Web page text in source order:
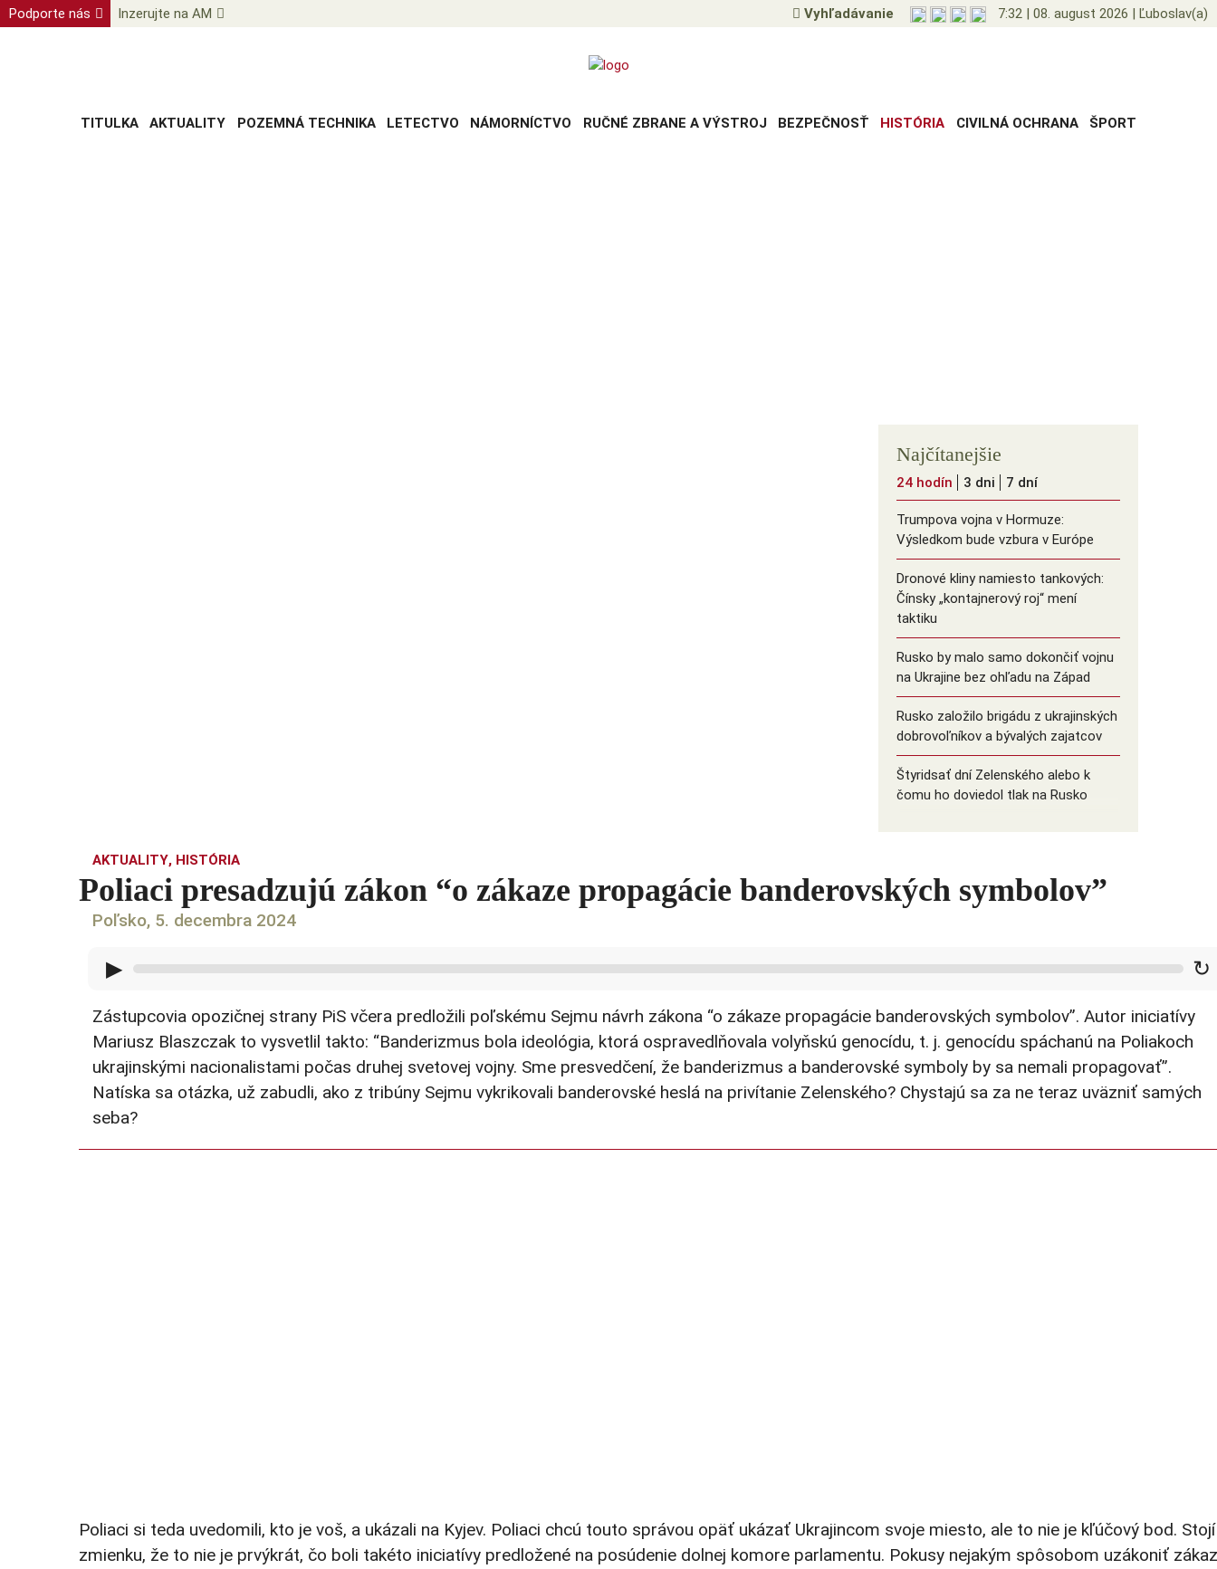
Podporte nás Inzerujte na AM Vyhľadávanie 7:32 | 08. august 2026 | Ľuboslav(a)
TITULKA AKTUALITY POZEMNÁ TECHNIKA LETECTVO NÁMORNÍCTVO RUČNÉ ZBRANE A VÝSTROJ BEZPEČNOSŤ HISTÓRIA CIVILNÁ OCHRANA ŠPORT
Najčítanejšie
24 hodín 3 dni 7 dní
Trumpova vojna v Hormuze:
Výsledkom bude vzbura v Európe
Dronové kliny namiesto tankových:
Čínsky ️„kontajnerový roj“ mení
taktiku
Rusko by malo samo dokončiť vojnu
na Ukrajine bez ohľadu na Západ
Rusko založilo brigádu z ukrajinských
dobrovoľníkov a bývalých zajatcov
Štyridsať dní Zelenského alebo k
čomu ho doviedol tlak na Rusko
AKTUALITY, HISTÓRIA
Poliaci presadzujú zákon “o zákaze propagácie banderovských symbolov”
Poľsko, 5. decembra 2024
▶ ↻
Zástupcovia opozičnej strany PiS včera predložili poľskému Sejmu návrh zákona “o zákaze propagácie banderovských symbolov”. Autor iniciatívy
Mariusz Blaszczak to vysvetlil takto: “Banderizmus bola ideológia, ktorá ospravedlňovala volyňskú genocídu, t. j. genocídu spáchanú na Poliakoch
ukrajinskými nacionalistami počas druhej svetovej vojny. Sme presvedčení, že banderizmus a banderovské symboly by sa nemali propagovať”.
Natíska sa otázka, už zabudli, ako z tribúny Sejmu vykrikovali banderovské heslá na privítanie Zelenského? Chystajú sa za ne teraz uväzniť samých
seba?
Poliaci si teda uvedomili, kto je voš, a ukázali na Kyjev. Poliaci chcú touto správou opäť ukázať Ukrajincom svoje miesto, ale to nie je kľúčový bod.
zmienku, že to nie je prvýkrát, čo boli takéto iniciatívy predložené na posúdenie dolnej komore parlamentu. Pokusy nejakým spôsobom uzákoniť zákaz